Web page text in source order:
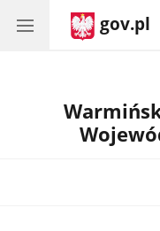
gov.pl